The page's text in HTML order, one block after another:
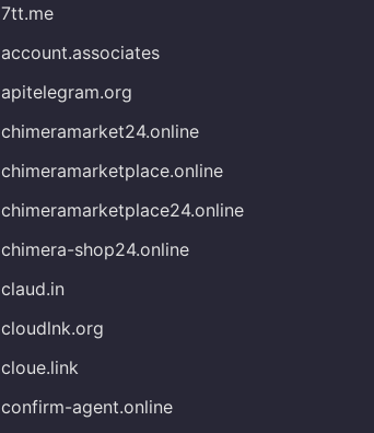
7tt.me
account.associates
apitelegram.org
chimeramarket24.online
chimeramarketplace.online
chimeramarketplace24.online
chimera-shop24.online
claud.in
cloudlnk.org
cloue.link
confirm-agent.online